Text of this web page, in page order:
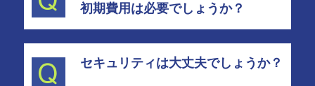
初期費用は必要でしょうか？
セキュリティは大丈夫でしょうか？